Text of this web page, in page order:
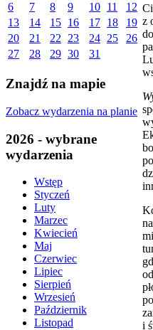
6
7 8 9 10 11
12
13
14 15 16 17 18
19
20
21 22 23 24 25
26
27
28 29 30 31
Znajdź na mapie
Zobacz wydarzenia na planie
2026 - wybrane
wydarzenia
Wstęp
Styczeń
Luty
Marzec
Kwiecień
Maj
Czerwiec
Lipiec
Sierpień
Wrzesień
Październik
Listopad
z
i